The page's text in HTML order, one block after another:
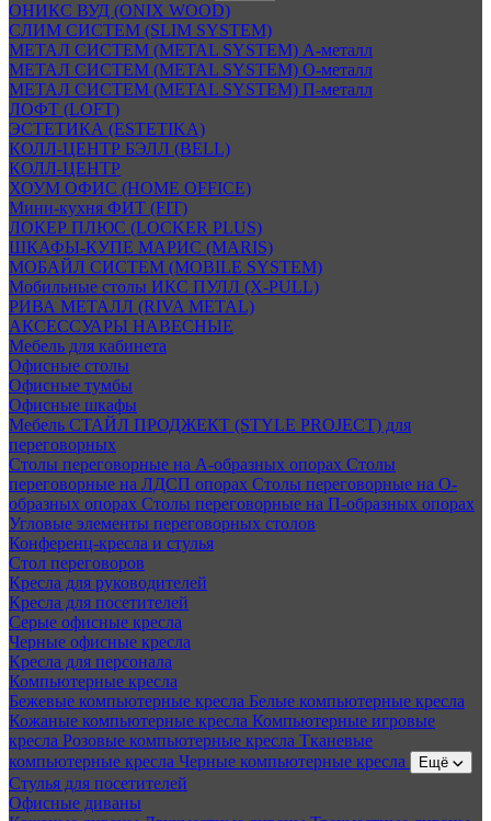
ОНИКС ВУД (ONIX WOOD)
СЛИМ СИСТЕМ (SLIM SYSTEM)
МЕТАЛ СИСТЕМ (METAL SYSTEM) А-металл
МЕТАЛ СИСТЕМ (METAL SYSTEM) О-металл
МЕТАЛ СИСТЕМ (METAL SYSTEM) П-металл
ЛОФТ (LOFT)
ЭСТЕТИКА (ESTETIKA)
КОЛЛ-ЦЕНТР БЭЛЛ (BELL)
КОЛЛ-ЦЕНТР
ХОУМ ОФИС (HOME OFFICE)
Мини-кухня ФИТ (FIT)
ЛОКЕР ПЛЮС (LOCKER PLUS)
ШКАФЫ-КУПЕ МАРИС (MARIS)
МОБАЙЛ СИСТЕМ (MOBILE SYSTEM)
Мобильные столы ИКС ПУЛЛ (X-PULL)
РИВА МЕТАЛЛ (RIVA METAL)
АКСЕССУАРЫ НАВЕСНЫЕ
Мебель для кабинета
Офисные столы
Офисные тумбы
Офисные шкафы
Мебель СТАЙЛ ПРОДЖЕКТ (STYLE PROJECT) для
переговорных
Столы переговорные на А-образных опорах Столы
переговорные на ЛДСП опорах Столы переговорные на О-
образных опорах Столы переговорные на П-образных опорах
Угловые элементы переговорных столов
Конференц-кресла и стулья
Стол переговоров
Кресла для руководителей
Кресла для посетителей
Серые офисные кресла
Черные офисные кресла
Кресла для персонала
Компьютерные кресла
Бежевые компьютерные кресла Белые компьютерные кресла
Кожаные компьютерные кресла Компьютерные игровые
кресла Розовые компьютерные кресла Тканевые
компьютерные кресла Черные компьютерные кресла Ещё
Стулья для посетителей
Офисные диваны